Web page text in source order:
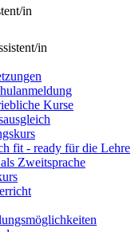
in
in
Kurse
fit - ready für die Lehre
Zweitsprache